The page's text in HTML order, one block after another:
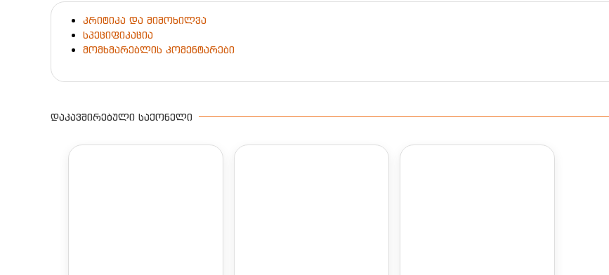
კრიტიკა და მიმოხილვა
სპეციფიკაცია
მომხმარებლის კომენტარები
ᲓᲐᲙᲐᲕᲨᲘᲠᲔᲑᲣᲚᲘ ᲡᲐᲥᲝᲜᲔᲚᲘ